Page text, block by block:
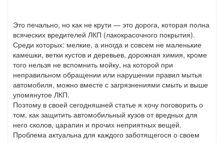
Это печально, но как не крути — это дорога, которая полна
всяческих вредителей ЛКП (лакокрасочного покрытия).
Среди которых: мелкие, а иногда и совсем не маленькие
камешки, ветки кустов и деревьев, дорожная химия, кроме
того нельзя не вспомнить мойку, на которой при
неправильном обращении или нарушении правил мытья
автомобиля, можно вместе с загрязнениями смыть и выше
упомянутое ЛКП.
Поэтому в своей сегодняшней статье я хочу поговорить о
том, как защитить автомобильный кузов от вредных для
него сколов, царапин и прочих неприятных вещей.
Проблема актуальна для каждого заботящегося о своем